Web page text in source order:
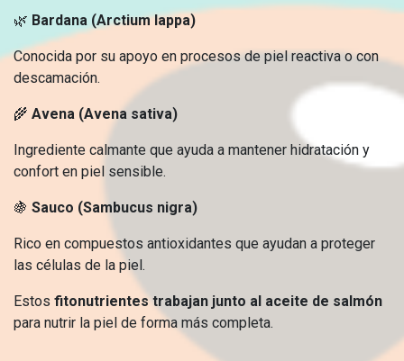
🌿 Bardana (Arctium lappa)
Conocida por su apoyo en procesos de piel reactiva o con
descamación.
🌾 Avena (Avena sativa)
Ingrediente calmante que ayuda a mantener hidratación y
confort en piel sensible.
🍇 Sauco (Sambucus nigra)
Rico en compuestos antioxidantes que ayudan a proteger
las células de la piel.
Estos fitonutrientes trabajan junto al aceite de salmón
para nutrir la piel de forma más completa.